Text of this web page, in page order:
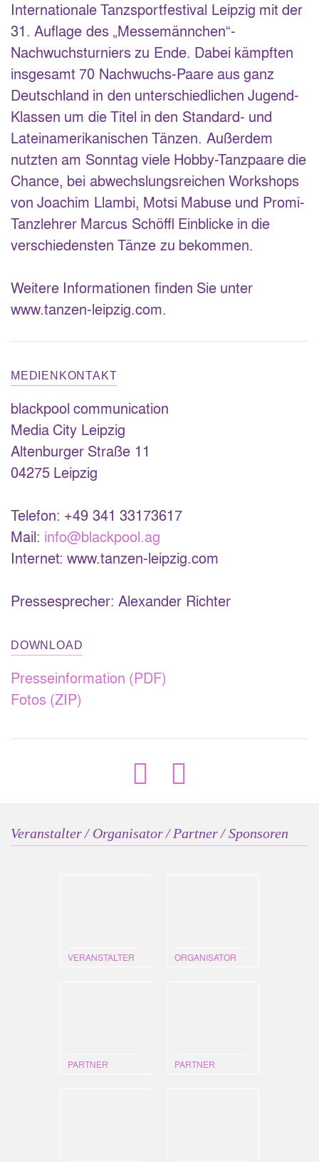
Internationale Tanzsportfestival Leipzig mit der
31. Auflage des „Messemännchen“-
Nachwuchsturniers zu Ende. Dabei kämpften
insgesamt 70 Nachwuchs-Paare aus ganz
Deutschland in den unterschiedlichen Jugend-
Klassen um die Titel in den Standard- und
Lateinamerikanischen Tänzen. Außerdem
nutzten am Sonntag viele Hobby-Tanzpaare die
Chance, bei abwechslungsreichen Workshops
von Joachim Llambi, Motsi Mabuse und Promi-
Tanzlehrer Marcus Schöffl Einblicke in die
verschiedensten Tänze zu bekommen.
Weitere Informationen finden Sie unter
www.tanzen-leipzig.com.
MEDIENKONTAKT
blackpool communication
Media City Leipzig
Altenburger Straße 11
04275 Leipzig
Telefon: +49 341 33173617
Mail: info@blackpool.ag
Internet: www.tanzen-leipzig.com
Pressesprecher: Alexander Richter
DOWNLOAD
Presseinformation (PDF)
Fotos (ZIP)
Veranstalter / Organisator / Partner / Sponsoren
VERANSTALTER ORGANISATOR
PARTNER PARTNER